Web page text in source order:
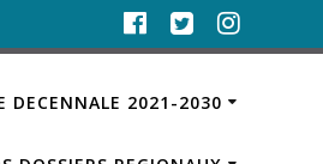
DECENNALE 2021-2030